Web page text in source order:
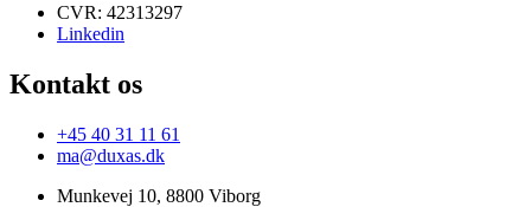
CVR: 42313297
Linkedin
Kontakt os
+45 40 31 11 61
ma@duxas.dk
Munkevej 10, 8800 Viborg